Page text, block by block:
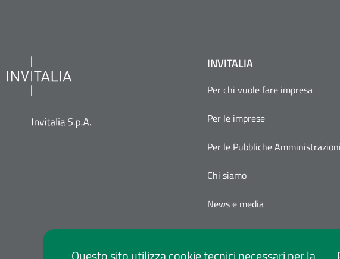
INVITALIA
Per chi vuole fare impresa
Per le imprese
Per le Pubbliche Amministrazioni
Chi siamo
News e media